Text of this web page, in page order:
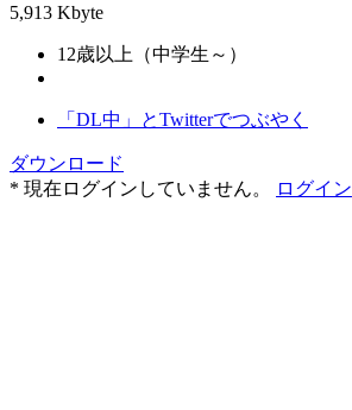
5,913 Kbyte
12歳以上（中学生～）
「DL中」とTwitterでつぶやく
ダウンロード
* 現在ログインしていません。
ログイン